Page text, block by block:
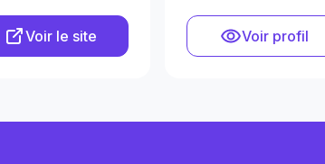
Voir le site Voir profil